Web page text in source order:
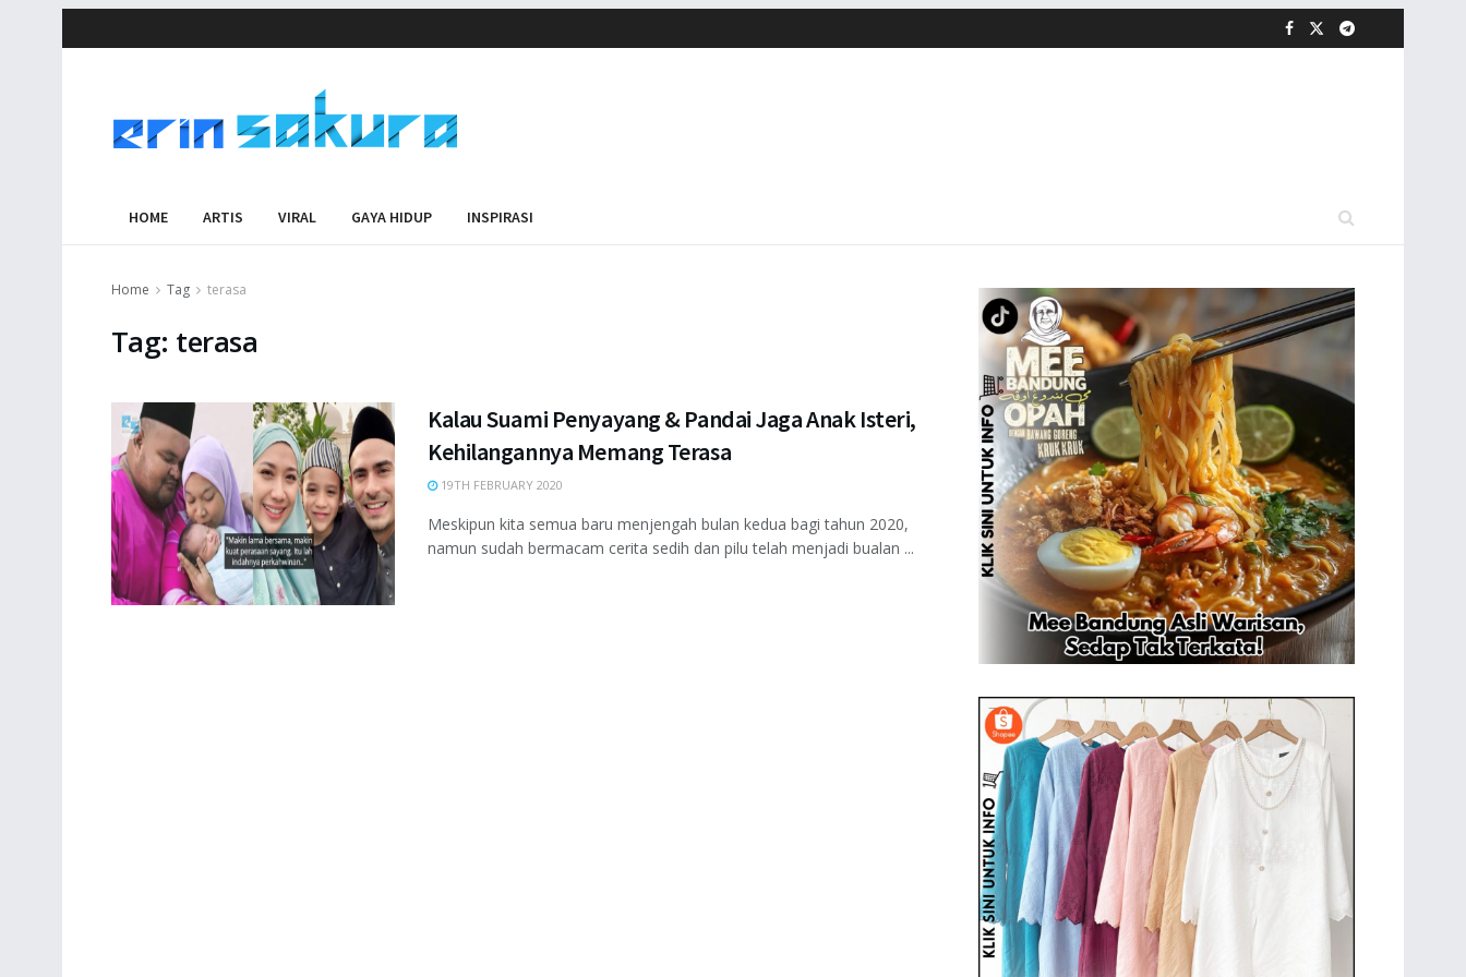
HOME ARTIS VIRAL GAYA HIDUP INSPIRASI
Home Tag terasa
Tag: terasa
Kalau Suami Penyayang & Pandai Jaga Anak Isteri,
Kehilangannya Memang Terasa
19TH FEBRUARY 2020
Meskipun kita semua baru menjengah bulan kedua bagi tahun 2020,
namun sudah bermacam cerita sedih dan pilu telah menjadi bualan ...